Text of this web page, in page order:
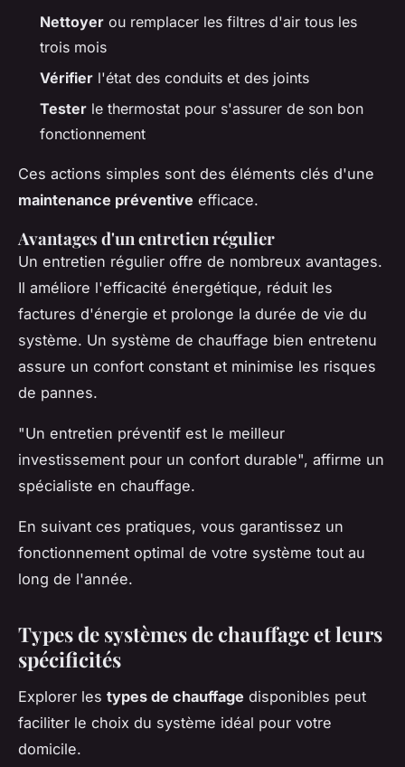
Nettoyer ou remplacer les filtres d'air tous les
trois mois
Vérifier l'état des conduits et des joints
Tester le thermostat pour s'assurer de son bon
fonctionnement
Ces actions simples sont des éléments clés d'une
maintenance préventive efficace.
Avantages d'un entretien régulier
Un entretien régulier offre de nombreux avantages.
Il améliore l'efficacité énergétique, réduit les
factures d'énergie et prolonge la durée de vie du
système. Un système de chauffage bien entretenu
assure un confort constant et minimise les risques
de pannes.
"Un entretien préventif est le meilleur
investissement pour un confort durable", affirme un
spécialiste en chauffage.
En suivant ces pratiques, vous garantissez un
fonctionnement optimal de votre système tout au
long de l'année.
Types de systèmes de chauffage et leurs
spécificités
Explorer les types de chauffage disponibles peut
faciliter le choix du système idéal pour votre
domicile.